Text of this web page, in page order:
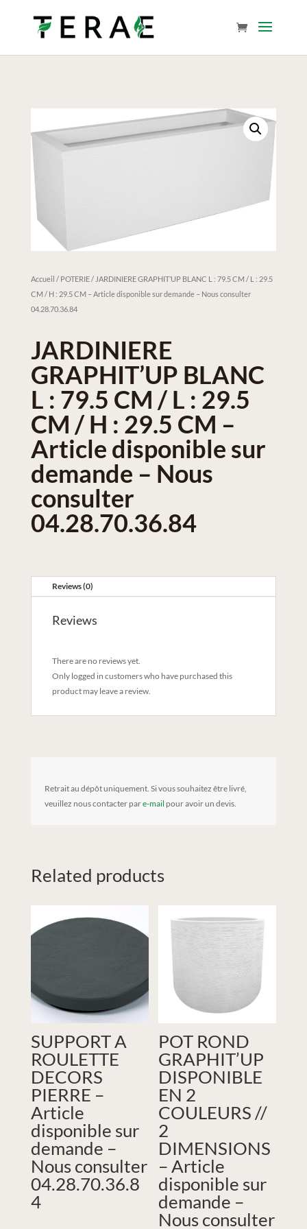
Accueil / POTERIE/ JARDINIERE GRAPHIT’UP BLANC L : 79.5 CM / L : 29.5
CM / H : 29.5 CM – Article disponible sur demande – Nous consulter
04.28.70.36.84
JARDINIERE
GRAPHIT’UP BLANC
L : 79.5 CM / L : 29.5
CM / H : 29.5 CM –
Article disponible sur
demande – Nous
consulter
04.28.70.36.84
Reviews (0)
Reviews
There are no reviews yet.
Only logged in customers who have purchased this
product may leave a review.
Retrait au dépôt uniquement. Si vous souhaitez être livré,
veuillez nous contacter pare-mail pour avoir un devis.
Related products
SUPPORT A
ROULETTE
DECORS
PIERRE –
Article
disponible sur
demande –
Nous consulter
04.28.70.36.8
4
POT ROND
GRAPHIT’UP
DISPONIBLE
EN 2
COULEURS //
2
DIMENSIONS
– Article
disponible sur
demande –
Nous consulter